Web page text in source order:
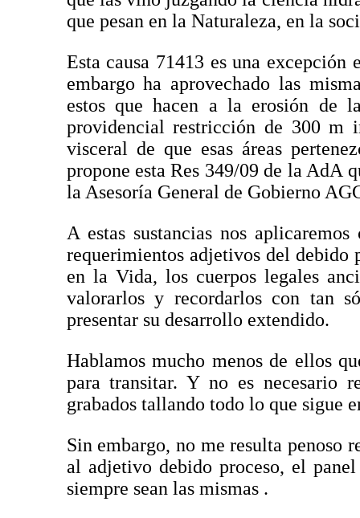
que pesan en la Naturaleza, en la
Esta causa 71413 es una excepción
embargo ha aprovechado las
estos que hacen a la erosión de
providencial restricción de 300 m
visceral de que esas áreas
propone esta Res 349/09 de la AdA
la Asesoría General de Gobierno
A estas sustancias nos
requerimientos adjetivos del debido
en la Vida, los cuerpos legales
valorarlos y recordarlos con tan
presentar su desarrollo extendido.
Hablamos mucho menos de ellos
para transitar. Y no es necesario
grabados tallando todo lo que sigue
Sin embargo, no me resulta penoso
al adjetivo debido proceso, el
siempre sean las mismas .